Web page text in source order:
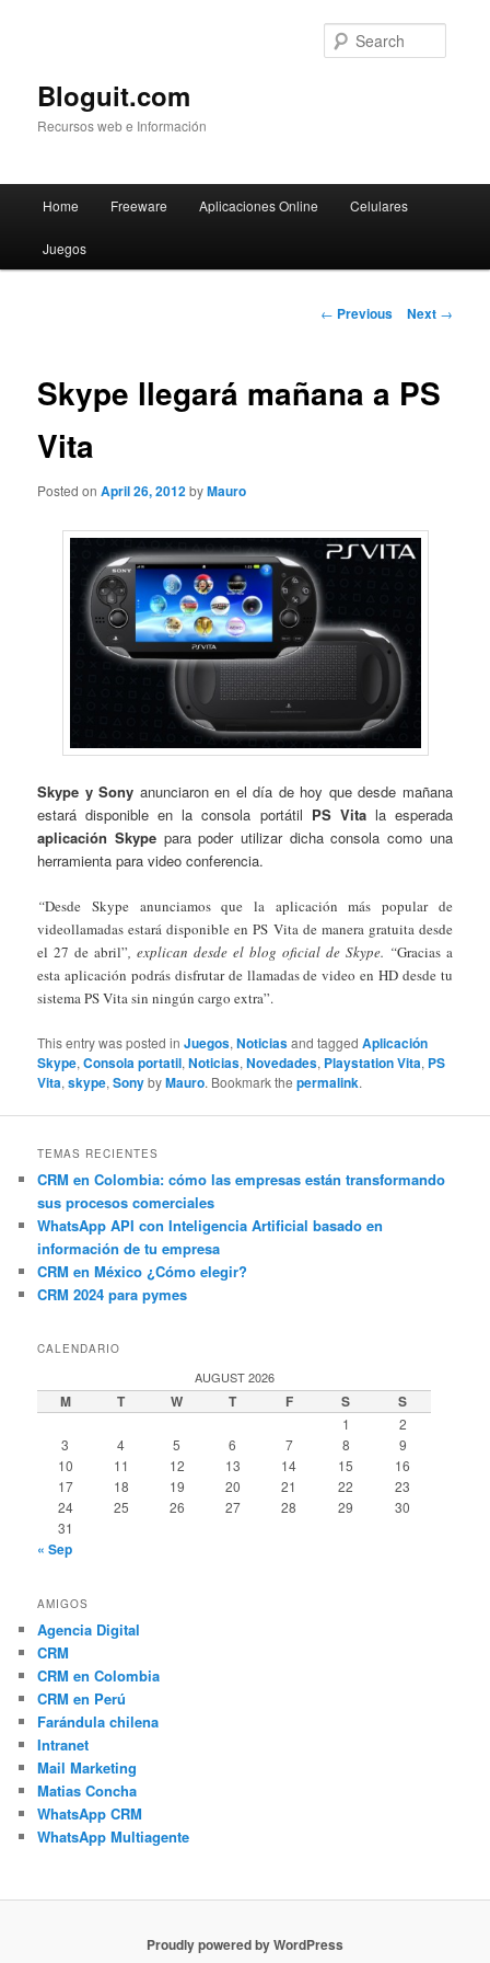
Bloguit.com
Recursos web e Información
Skip
to
Home Freeware Aplicaciones Online Celulares
Juegos
Post
← Previous Next →
Skype llegará mañana a PS
Vita
Posted onApril 26, 2012byMauro
Skype y Sony anunciaron en el día de hoy que desde mañana
estará disponible en la consola portátil PS Vitala esperada
aplicación Skypepara poder utilizar dicha consola como una
herramienta para video conferencia.
“Desde Skype anunciamos que la aplicación más popular de
videollamadas estará disponible en PS Vita de manera gratuita desde
el 27 de abril”, explican desde el blog oficial de Skype. “Gracias a
esta aplicación podrás disfrutar de llamadas de video en HD desde tu
sistema PS Vita sin ningún cargo extra”.
This entry was posted inJuegos,Noticiasand taggedAplicación
Skype,Consola portatil,Noticias,Novedades, Playstation Vita, PS
Vita,skype,SonybyMauro. Bookmark thepermalink.
TEMAS RECIENTES
CRM en Colombia: cómo las empresas están transformando
sus procesos comerciales
WhatsApp API con Inteligencia Artificial basado en
información de tu empresa
CRM en México ¿Cómo elegir?
CRM 2024 para pymes
CALENDARIO
AUGUST 2026
M T W T F S S
1
2
3
4 5 6 7 8
9
10
11 12 13 14 15
16
17
18 19 20 21 22
23
24
25 26 27 28 29
30
31
« Sep
AMIGOS
Agencia Digital
CRM
CRM en Colombia
CRM en Perú
Farándula chilena
Intranet
Mail Marketing
Matias Concha
WhatsApp CRM
WhatsApp Multiagente
Proudly powered by WordPress